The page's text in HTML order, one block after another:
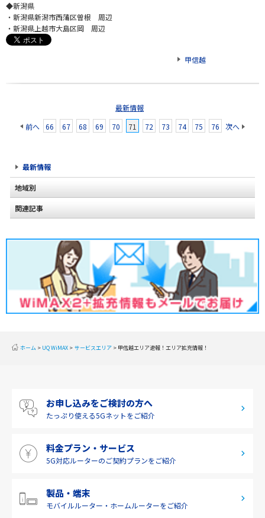
◆新潟県
・新潟県新潟市西蒲区曽根 周辺
・新潟県上越市大島区岡 周辺
甲信越
最新情報
前へ 66 67 68 69 70 71 72 73 74 75 76 次へ
最新情報
地域別
北海道
甲信越
北陸
九州・沖縄
関連記事
ホーム UQ WiMAX サービスエリア 甲信越エリア速報！エリア拡充情報！
お申し込みをご検討の方へ
たっぷり使える5Gネットをご紹介
料金プラン・サービス
5G対応ルーターのご契約プランをご紹介
製品・端末
モバイルルーター・ ホームルーターをご紹介